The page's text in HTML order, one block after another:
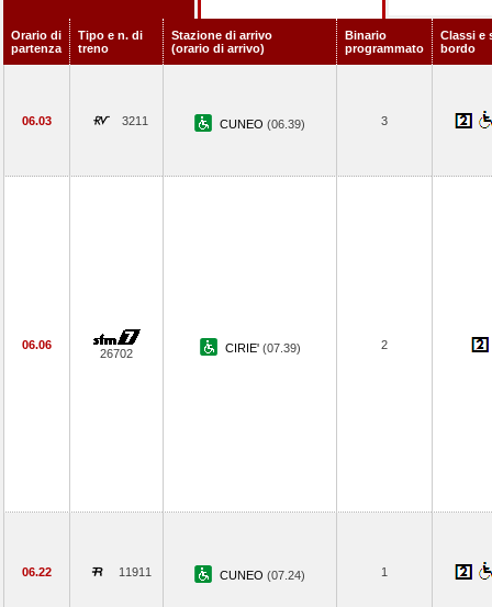
Orario di
partenza
Tipo e n. di
treno
Stazione di arrivo
(orario di arrivo)
Binario
programmato
Classi e
bordo
06.03 3211 CUNEO (06.39) 3
06.06
26702 CIRIE' (07.39) 2
06.22 11911 CUNEO (07.24) 1